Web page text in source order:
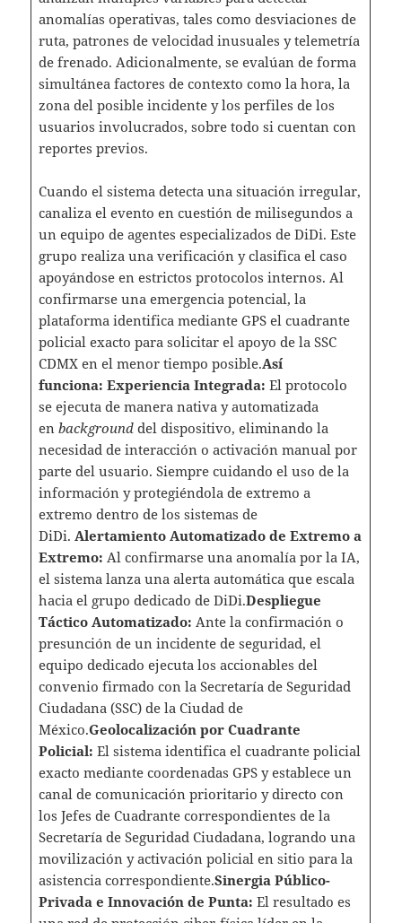
anomalías operativas, tales como desviaciones de
ruta, patrones de velocidad inusuales y telemetría
de frenado. Adicionalmente, se evalúan de forma
simultánea factores de contexto como la hora, la
zona del posible incidente y los perfiles de los
usuarios involucrados, sobre todo si cuentan con
reportes previos.
Cuando el sistema detecta una situación irregular,
canaliza el evento en cuestión de milisegundos a
un equipo de agentes especializados de DiDi. Este
grupo realiza una verificación y clasifica el caso
apoyándose en estrictos protocolos internos. Al
confirmarse una emergencia potencial, la
plataforma identifica mediante GPS el cuadrante
policial exacto para solicitar el apoyo de la SSC
CDMX en el menor tiempo posible.Así
funciona: Experiencia Integrada: El protocolo
se ejecuta de manera nativa y automatizada
en background del dispositivo, eliminando la
necesidad de interacción o activación manual por
parte del usuario. Siempre cuidando el uso de la
información y protegiéndola de extremo a
extremo dentro de los sistemas de
DiDi. Alertamiento Automatizado de Extremo a
Extremo: Al confirmarse una anomalía por la IA,
el sistema lanza una alerta automática que escala
hacia el grupo dedicado de DiDi.Despliegue
Táctico Automatizado: Ante la confirmación o
presunción de un incidente de seguridad, el
equipo dedicado ejecuta los accionables del
convenio firmado con la Secretaría de Seguridad
Ciudadana (SSC) de la Ciudad de
México.Geolocalización por Cuadrante
Policial: El sistema identifica el cuadrante policial
exacto mediante coordenadas GPS y establece un
canal de comunicación prioritario y directo con
los Jefes de Cuadrante correspondientes de la
Secretaría de Seguridad Ciudadana, logrando una
movilización y activación policial en sitio para la
asistencia correspondiente.Sinergia Público-
Privada e Innovación de Punta: El resultado es